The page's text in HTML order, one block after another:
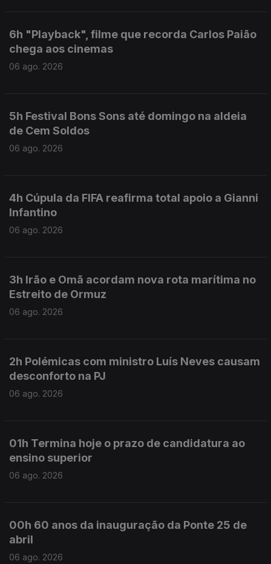
6h "Playback", filme que recorda Carlos Paião
chega aos cinemas
06 ago. 2026
5h Festival Bons Sons até domingo na aldeia
de Cem Soldos
06 ago. 2026
4h Cúpula da FIFA reafirma total apoio a Gianni
Infantino
06 ago. 2026
3h Irão e Omã acordam nova rota marítima no
Estreito de Ormuz
06 ago. 2026
2h Polémicas com ministro Luís Neves causam
desconforto na PJ
06 ago. 2026
01h Termina hoje o prazo de candidatura ao
ensino superior
06 ago. 2026
00h 60 anos da inauguração da Ponte 25 de
abril
06 ago. 2026